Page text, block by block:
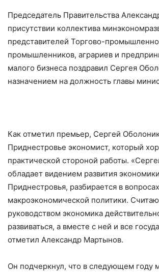
Председатель Правительства
присутствии коллектива
представителей Торгово-
промышленников, аграриев и
малого бизнеса поздравил Сергея
назначением на должность главы
Как отметил премьер, Сергей
Приднестровье экономист, который
практической стороной работы.
обладает видением развития экономики
Приднестровья, разбирается в вопросах
макроэкономической политики.
руководством экономика
развиваться, а вместе с ней и все
отметил Александр Мартынов.
Он подчеркнул, что в следующем году